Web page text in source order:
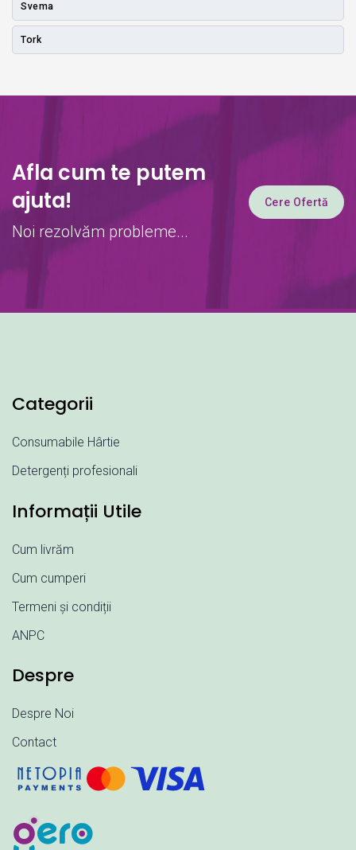
Svema
Tork
Afla cum te putem
ajuta!
Noi rezolvăm probleme...
Cere Ofertă
Categorii
Consumabile Hârtie
Detergenți profesionali
Informații Utile
Cum livrăm
Cum cumperi
Termeni și condiții
ANPC
Despre
Despre Noi
Contact